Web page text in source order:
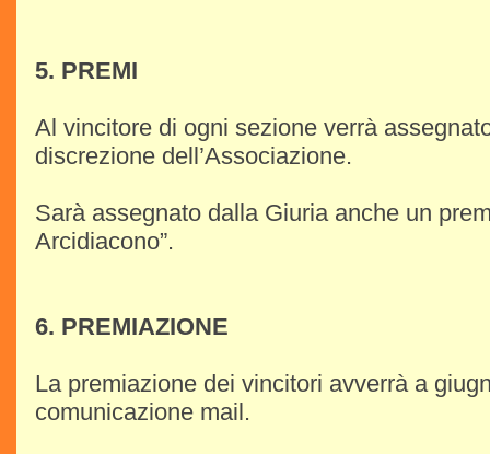
5. PREMI
Al vincitore di ogni sezione verrà
discrezione dell’Associazione.
Sarà assegnato dalla Giuria anche un
Arcidiacono”.
6. PREMIAZIONE
La premiazione dei vincitori avverrà a
comunicazione mail.